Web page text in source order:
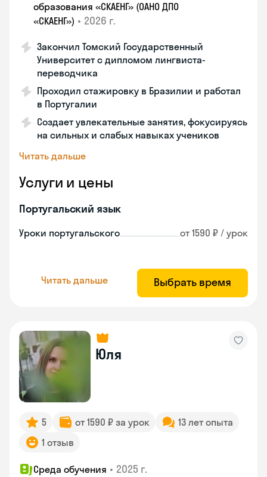
образования «СКАЕНГ» (ОАНО ДПО
«СКАЕНГ») • 2026 г.
Закончил Томский Государственный
Университет с дипломом лингвиста-
переводчика
Проходил стажировку в Бразилии и работал
в Португалии
Создает увлекательные занятия, фокусируясь
на сильных и слабых навыках учеников
Читать дальше
Услуги и цены
Португальский язык
Уроки португальского от 1590 ₽ / урок
Читать дальше Выбрать время
Юля
5 от 1590 ₽ за урок
13 лет опыта
1 отзыв
Среда обучения • 2025 г.